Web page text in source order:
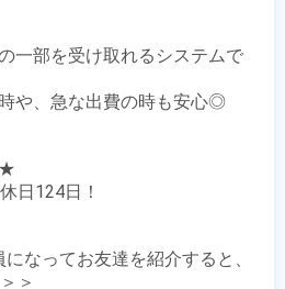
一部を受け取れるシステムで
や、急な出費の時も安心◎
★
日124日！
なってお友達を紹介すると、
＞